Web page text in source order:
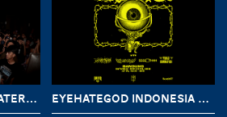
FOG OF PLEASURE MATERNAL DISASTER X IDM JUICE PARTY EYEHATEGOD INDONESIA TOUR 2019 BANDUNG